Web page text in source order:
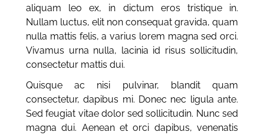
aliquam leo ex, in dictum eros tristique in.
Nullam luctus, elit non consequat gravida, quam
nulla mattis felis, a varius lorem magna sed orci.
Vivamus urna nulla, lacinia id risus sollicitudin,
consectetur mattis dui.
Quisque ac nisi pulvinar, blandit quam
consectetur, dapibus mi. Donec nec ligula ante.
Sed feugiat vitae dolor sed sollicitudin. Nunc sed
magna dui. Aenean et orci dapibus, venenatis